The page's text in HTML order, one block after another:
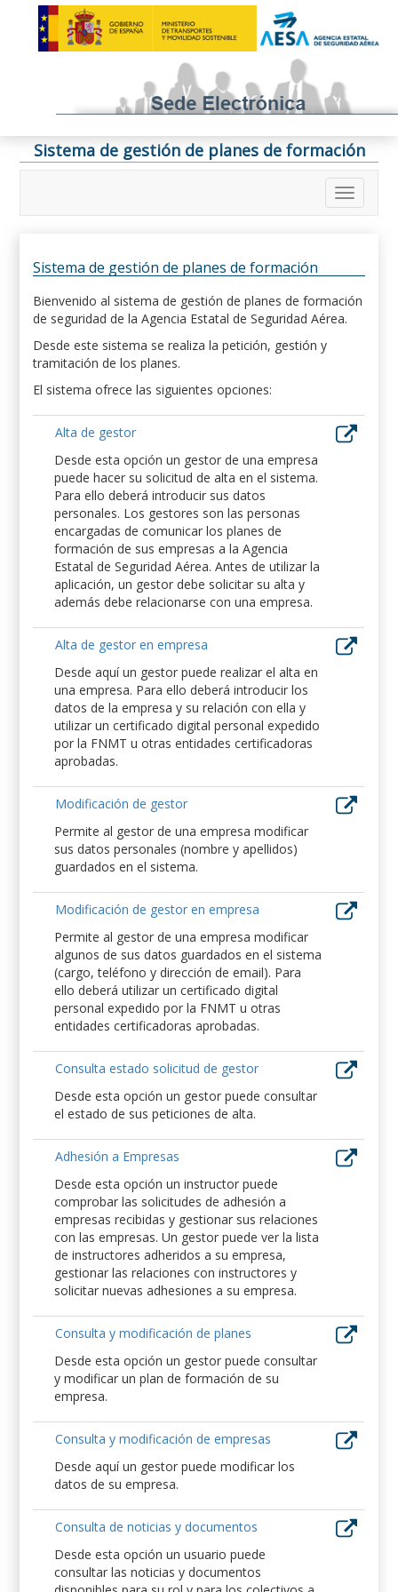
Sistema de gestión de planes de formación
Sistema de gestión de planes de formación
Bienvenido al sistema de gestión de planes de formación
de seguridad de la Agencia Estatal de Seguridad Aérea.
Desde este sistema se realiza la petición, gestión y
tramitación de los planes.
El sistema ofrece las siguientes opciones:
Alta de gestor
Desde esta opción un gestor de una empresa
puede hacer su solicitud de alta en el sistema.
Para ello deberá introducir sus datos
personales. Los gestores son las personas
encargadas de comunicar los planes de
formación de sus empresas a la Agencia
Estatal de Seguridad Aérea. Antes de utilizar la
aplicación, un gestor debe solicitar su alta y
además debe relacionarse con una empresa.
Alta de gestor en empresa
Desde aquí un gestor puede realizar el alta en
una empresa. Para ello deberá introducir los
datos de la empresa y su relación con ella y
utilizar un certificado digital personal expedido
por la FNMT u otras entidades certificadoras
aprobadas.
Modificación de gestor
Permite al gestor de una empresa modificar
sus datos personales (nombre y apellidos)
guardados en el sistema.
Modificación de gestor en empresa
Permite al gestor de una empresa modificar
algunos de sus datos guardados en el sistema
(cargo, teléfono y dirección de email). Para
ello deberá utilizar un certificado digital
personal expedido por la FNMT u otras
entidades certificadoras aprobadas.
Consulta estado solicitud de gestor
Desde esta opción un gestor puede consultar
el estado de sus peticiones de alta.
Adhesión a Empresas
Desde esta opción un instructor puede
comprobar las solicitudes de adhesión a
empresas recibidas y gestionar sus relaciones
con las empresas. Un gestor puede ver la lista
de instructores adheridos a su empresa,
gestionar las relaciones con instructores y
solicitar nuevas adhesiones a su empresa.
Consulta y modificación de planes
Desde esta opción un gestor puede consultar
y modificar un plan de formación de su
empresa.
Consulta y modificación de empresas
Desde aquí un gestor puede modificar los
datos de su empresa.
Consulta de noticias y documentos
Desde esta opción un usuario puede
consultar las noticias y documentos